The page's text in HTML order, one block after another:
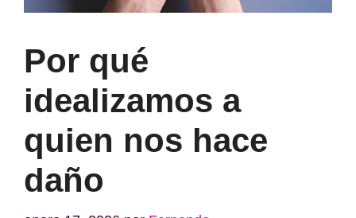
Por qué
idealizamos a
quien nos hace
daño